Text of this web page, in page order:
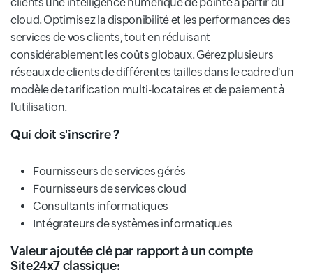
cloud. Optimisez la disponibilité et les performances des
services de vos clients, tout en réduisant
considérablement les coûts globaux. Gérez plusieurs
réseaux de clients de différentes tailles dans le cadre d'un
modèle de tarification multi-locataires et de paiement à
l'utilisation.
Qui doit s'inscrire ?
Fournisseurs de services gérés
Fournisseurs de services cloud
Consultants informatiques
Intégrateurs de systèmes informatiques
Valeur ajoutée clé par rapport à un compte
Site24x7 classique: